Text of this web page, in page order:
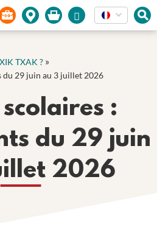
TXAK ? »
du 29 juin au 3 juillet 2026
:
du 29 juin
2026